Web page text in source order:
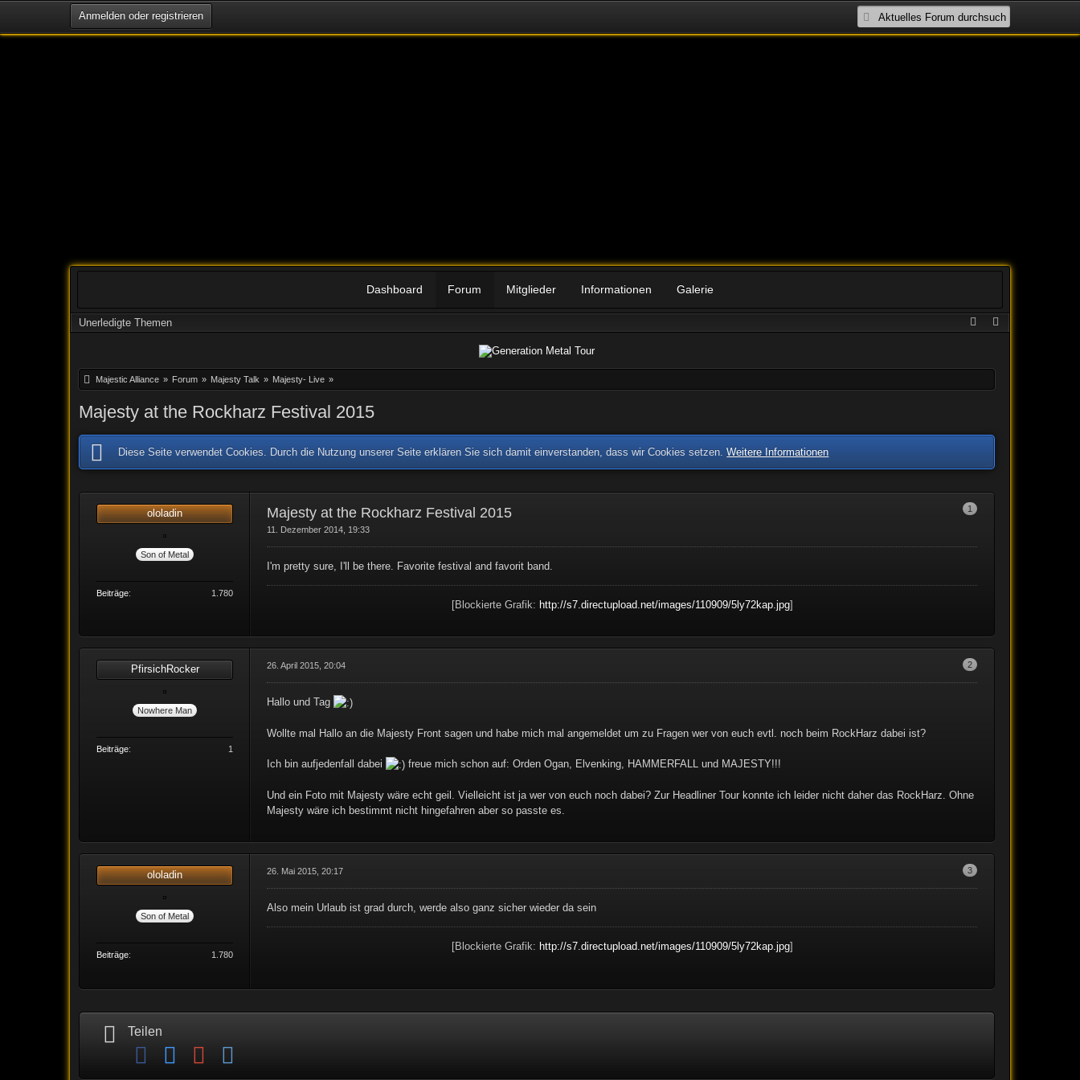
Anmelden oder registrieren
Dashboard Forum Mitglieder Informationen Galerie
Unerledigte Themen
Majestic Alliance » Forum » Majesty Talk » Majesty- Live »
Majesty at the Rockharz Festival 2015
Diese Seite verwendet Cookies. Durch die Nutzung unserer Seite erklären Sie sich damit einverstanden, dass wir Cookies setzen.Weitere Informationen
ololadin
Son of Metal
Beiträge 1.780
1
Majesty at the Rockharz Festival 2015
11. Dezember 2014, 19:33
I'm pretty sure, I'll be there. Favorite festival and favorit band.
[Blockierte Grafik: http://s7.directupload.net/images/110909/5ly72kap.jpg]
PfirsichRocker
Nowhere Man
Beiträge 1
2
26. April 2015, 20:04
Hallo und Tag
Wollte mal Hallo an die Majesty Front sagen und habe mich mal angemeldet um zu Fragen wer von euch evtl. noch beim RockHarz dabei ist?
Ich bin aufjedenfall dabei freue mich schon auf: Orden Ogan, Elvenking, HAMMERFALL und MAJESTY!!!
Und ein Foto mit Majesty wäre echt geil. Vielleicht ist ja wer von euch noch dabei? Zur Headliner Tour konnte ich leider nicht daher das RockHarz. Ohne
Majesty wäre ich bestimmt nicht hingefahren aber so passte es.
ololadin
Son of Metal
Beiträge 1.780
3
26. Mai 2015, 20:17
Also mein Urlaub ist grad durch, werde also ganz sicher wieder da sein
[Blockierte Grafik: http://s7.directupload.net/images/110909/5ly72kap.jpg]
Teilen